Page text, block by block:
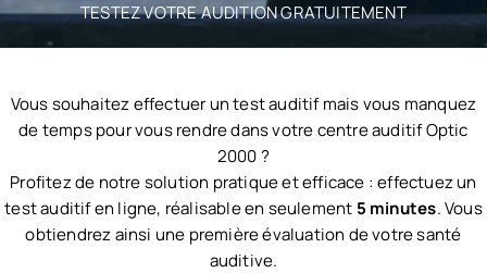
TESTEZ VOTRE AUDITION GRATUITEMENT
Vous souhaitez effectuer un test auditif mais vous manquez
de temps pour vous rendre dans votre centre auditif Optic
2000 ?
Profitez de notre solution pratique et efficace : effectuez un
test auditif en ligne, réalisable en seulement 5 minutes. Vous
obtiendrez ainsi une première évaluation de votre santé
auditive.